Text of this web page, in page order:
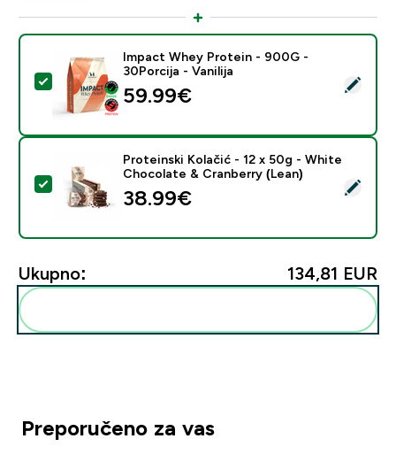
Odaberi ovaj proizvod - Impact Whey Protein - 900G
Impact Whey Protein - 900G -
30Porcija - Vanilija
59.99€‎
Odaberi ovaj proizvod - Proteinski Kolačić - 12 x 50g
Proteinski Kolačić - 12 x 50g - White
Chocolate & Cranberry (Lean)
38.99€‎
Ukupno: 134,81 EUR‎
Preporučeno za vas